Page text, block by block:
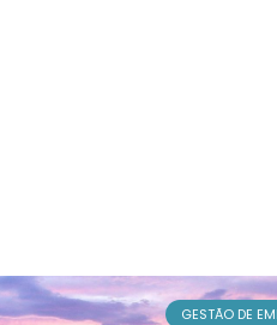
GESTÃO DE